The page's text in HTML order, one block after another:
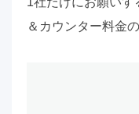
＆カウンター料金